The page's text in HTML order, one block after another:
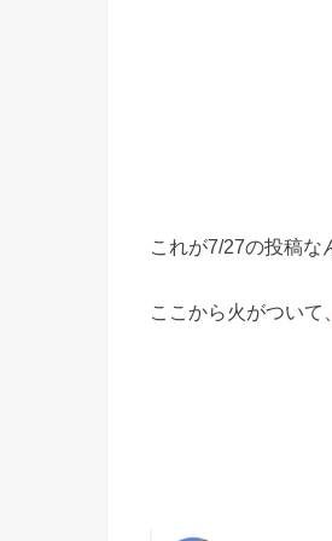
これが7/27の投稿な
ここから火がついて、